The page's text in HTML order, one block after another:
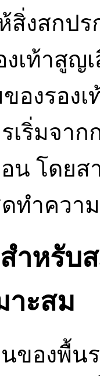
สิ่งสกปร
เท้าสูญ
องรอง
เริ่มจา
น โดย
ทำควา
ำหรับ
าะสม
ของพื้น